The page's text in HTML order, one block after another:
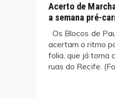
Acerto de
a semana pré-
Os Blocos de
acertam o ritmo
folia, que já toma
ruas do Recife.